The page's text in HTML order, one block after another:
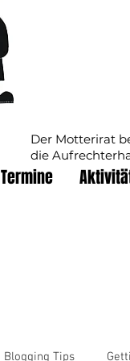
Der Motterirat
die
Termine
Blogging Tips